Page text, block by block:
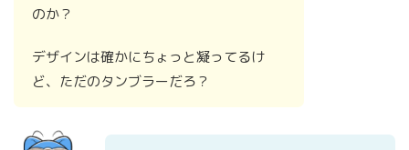
のか？
デザインは確かにちょっと凝ってるけ
ど、ただのタンブラーだろ？